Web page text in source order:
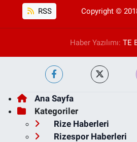
RSS Copyright ©
Haber Yazılımı: TE
Ana Sayfa
Kategoriler
Rize Haberleri
Rizespor Haberleri